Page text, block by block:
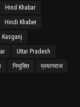
Hind Khabar
Hindi Khaber
Kasganj
Uttar Pradesh
नियुक्ति प्रयागराज